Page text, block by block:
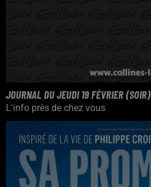
JOURNAL DU JEUDI 19 FÉVRIER (SOIR)
L'info près de chez vous